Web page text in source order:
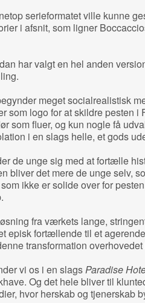
serieformatet ville kunne
i afsnit, som ligner
har valgt en hel anden
meget socialrealistisk
som logo for at skildre pesten i
som fluer, og kun nogle få
i en slags helle, et gods
de unge sig med at fortælle
bliver det mere de unge selv,
ikke er solide over for
fra værkets lange,
episk fortællende til et
transformation overhovedet
vi os i en slagsParadise
Og det hele bliver til
hvor herskab og tjenerskab